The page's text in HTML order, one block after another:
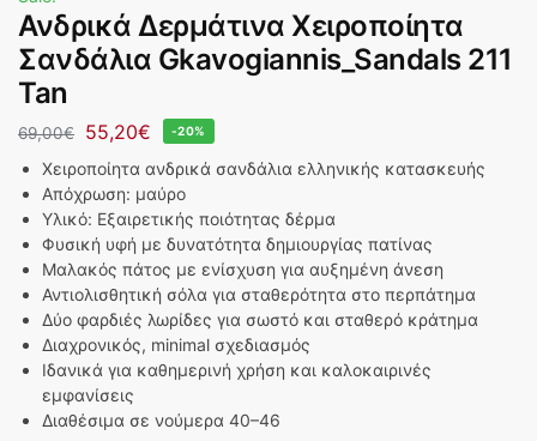
Ανδρικά Δερμάτινα Χειροποίητα
Σανδάλια Gkavogiannis_Sandals 211
Tan
69,00€ 55,20€ -20%
Χειροποίητα ανδρικά σανδάλια ελληνικής κατασκευής
Aπόχρωση: μαύρο
Υλικό: Εξαιρετικής ποιότητας δέρμα
Φυσική υφή με δυνατότητα δημιουργίας πατίνας
Μαλακός πάτος με ενίσχυση για αυξημένη άνεση
Αντιολισθητική σόλα για σταθερότητα στο περπάτημα
Δύο φαρδιές λωρίδες για σωστό και σταθερό κράτημα
Διαχρονικός, minimal σχεδιασμός
Ιδανικά για καθημερινή χρήση και καλοκαιρινές
εμφανίσεις
Διαθέσιμα σε νούμερα 40–46